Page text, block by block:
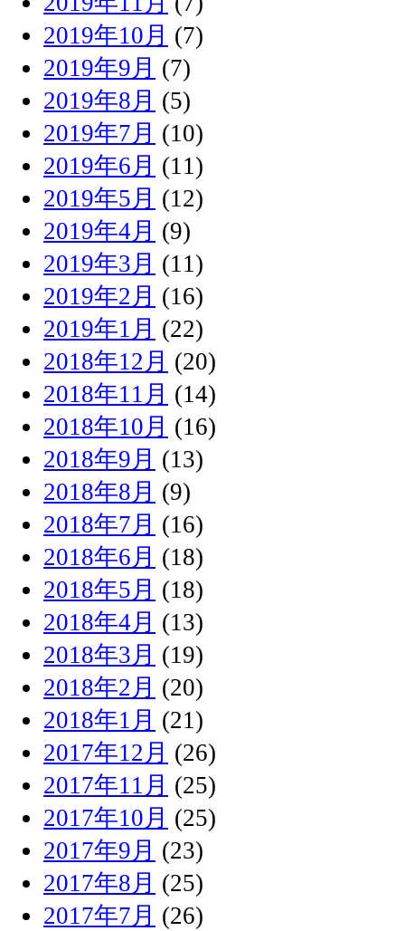
2019年10月 (7)
2019年9月 (7)
2019年8月 (5)
2019年7月 (10)
2019年6月 (11)
2019年5月 (12)
2019年4月 (9)
2019年3月 (11)
2019年2月 (16)
2019年1月 (22)
2018年12月 (20)
2018年11月 (14)
2018年10月 (16)
2018年9月 (13)
2018年8月 (9)
2018年7月 (16)
2018年6月 (18)
2018年5月 (18)
2018年4月 (13)
2018年3月 (19)
2018年2月 (20)
2018年1月 (21)
2017年12月 (26)
2017年11月 (25)
2017年10月 (25)
2017年9月 (23)
2017年8月 (25)
2017年7月 (26)